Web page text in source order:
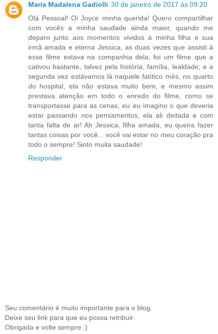
Maria Madalena Gadiolli 30 de janeiro de 2017 às 09:20
Olá Pessoal! Oi Joyce minha querida! Quero compartilhar
com vocês a minha saudade ainda maior, quando me
deparo junto aos momentos vividos à minha filha e sua
irmã amada e eterna Jessica, as duas vezes que assisti à
esse filme estava na companhia dela, foi um filme que a
cativou bastante, talvez pela história, família, lealdade; e a
segunda vez estávamos lá naquele fatítico mês, no quarto
do hospital, ela não estava muito bem, e mesmo assim
prestava atenção em todo o enredo do filme, como se
transportasse para as cenas, eu eu imagino o que deveria
estar passando nos pensamentos, ela ali deitada e com
tanta falta de ar! Ah Jessica, filha amada, eu queira fazer
tantas coisas por você... você vai estar no meu coração pra
todo o sempre! Sinto muita saudade!
Responder
Seu comentário é muito importante para o blog.
Deixe seu link para que eu possa retribuir.
Obrigada e volte sempre :)